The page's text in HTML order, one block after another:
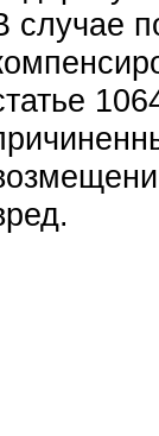
случае